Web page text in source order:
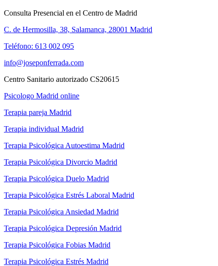
Consulta Presencial en el Centro de Madrid
C. de Hermosilla, 38, Salamanca, 28001 Madrid
Teléfono: 613 002 095
info@joseponferrada.com
Centro Sanitario autorizado CS20615
Psicologo Madrid online
Terapia pareja Madrid
Terapia individual Madrid
Terapia Psicológica Autoestima Madrid
Terapia Psicológica Divorcio Madrid
Terapia Psicológica Duelo Madrid
Terapia Psicológica Estrés Laboral Madrid
Terapia Psicológica Ansiedad Madrid
Terapia Psicológica Depresión Madrid
Terapia Psicológica Fobias Madrid
Terapia Psicológica Estrés Madrid